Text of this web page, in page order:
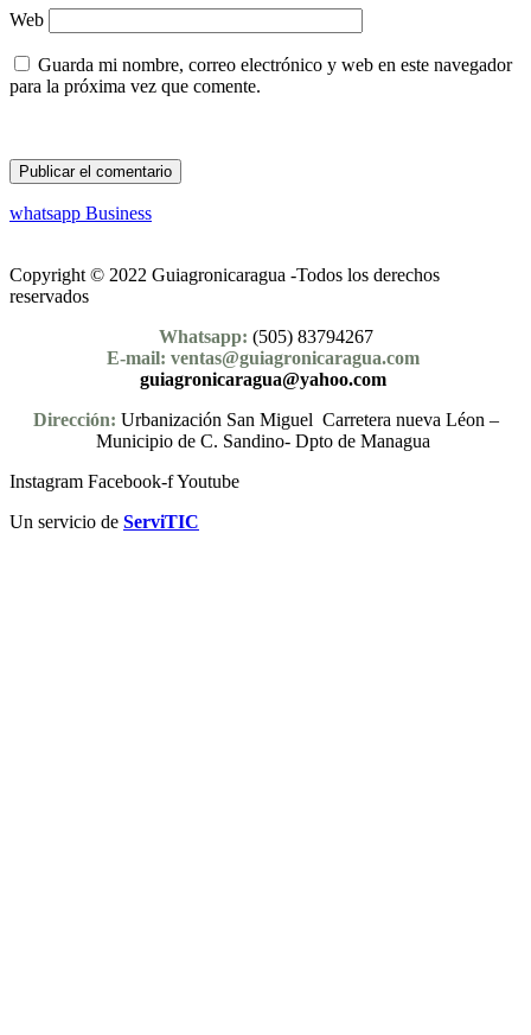
Web
Guarda mi nombre, correo electrónico y web en este navegador
para la próxima vez que comente.
whatsapp Business
Copyright © 2022 Guiagronicaragua -Todos los derechos
reservados
Whatsapp: (505) 83794267
E-mail: ventas@guiagronicaragua.com
guiagronicaragua@yahoo.com
Dirección: Urbanización San Miguel Carretera nueva Léon –
Municipio de C. Sandino- Dpto de Managua
Instagram Facebook-fYoutube
Un servicio de ServiTIC